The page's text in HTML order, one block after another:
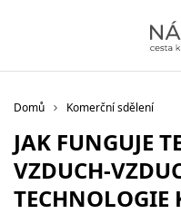
Domů Komerční sdělení
JAK FUNGUJE
VZDUCH-
TECHNOLOGIE